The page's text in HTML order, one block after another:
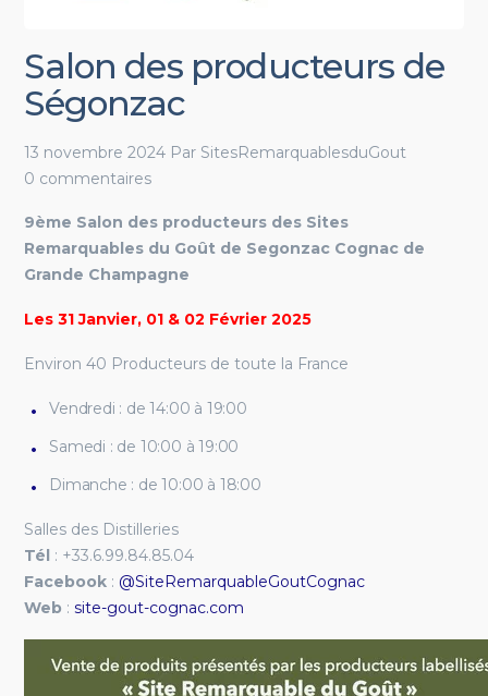
Salon des producteurs de
Ségonzac
13 novembre 2024 Par SitesRemarquablesduGout
0 commentaires
9ème Salon des producteurs des Sites
Remarquables du Goût de Segonzac Cognac de
Grande Champagne
Les 31 Janvier, 01 & 02 Février 2025
Environ 40 Producteurs de toute la France
Vendredi : de 14:00 à 19:00
Samedi : de 10:00 à 19:00
Dimanche : de 10:00 à 18:00
Salles des Distilleries
Tél : +33.6.99.84.85.04
Facebook : @SiteRemarquableGoutCognac
Web :site-gout-cognac.com